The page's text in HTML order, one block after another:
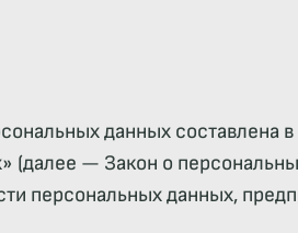
данных составлена
— Закон о
персональных данных,